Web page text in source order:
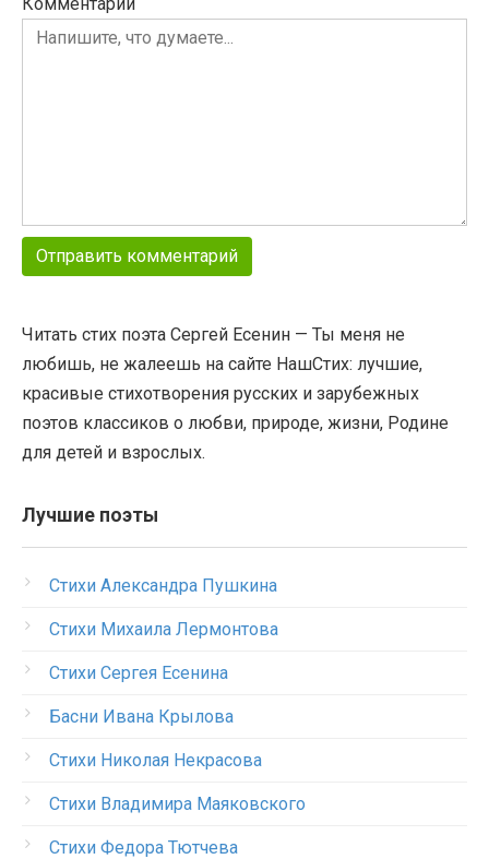
Читать стих поэта Сергей Есенин — Ты меня не
любишь, не жалеешь на сайте НашСтих: лучшие,
красивые стихотворения русских и зарубежных
поэтов классиков о любви, природе, жизни, Родине
для детей и взрослых.
Лучшие поэты
Стихи Александра Пушкина
Стихи Михаила Лермонтова
Стихи Сергея Есенина
Басни Ивана Крылова
Стихи Николая Некрасова
Стихи Владимира Маяковского
Стихи Федора Тютчева